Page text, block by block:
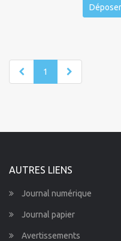
1
AUTRES LIENS
Journal numérique
Journal papier
Avertissements